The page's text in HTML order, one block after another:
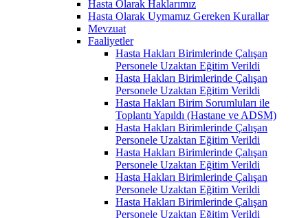
Hasta Olarak Haklarımız
Hasta Olarak Uymamız Gereken Kurallar
Mevzuat
Faaliyetler
Hasta Hakları Birimlerinde Çalışan
Personele Uzaktan Eğitim Verildi
Hasta Hakları Birimlerinde Çalışan
Personele Uzaktan Eğitim Verildi
Hasta Hakları Birim Sorumluları ile
Toplantı Yapıldı (Hastane ve ADSM)
Hasta Hakları Birimlerinde Çalışan
Personele Uzaktan Eğitim Verildi
Hasta Hakları Birimlerinde Çalışan
Personele Uzaktan Eğitim Verildi
Hasta Hakları Birimlerinde Çalışan
Personele Uzaktan Eğitim Verildi
Hasta Hakları Birimlerinde Çalışan
Personele Uzaktan Eğitim Verildi